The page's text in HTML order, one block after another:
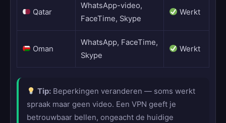
Qatar
WhatsApp-video,
FaceTime, Skype
Werkt
Oman
WhatsApp, FaceTime,
Skype
Werkt
Tip:Beperkingen veranderen — soms werkt
spraak maar geen video. Een VPN geeft je
betrouwbaar bellen, ongeacht de huidige